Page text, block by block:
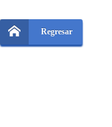
Regresar